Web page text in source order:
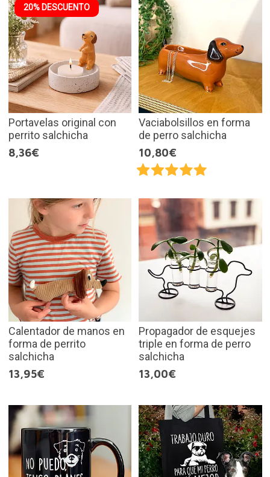
20% DESCUENTO
Portavelas original con
perrito salchicha
8,36€
Vaciabolsillos en forma
de perro salchicha
10,80€
Calentador de manos en
forma de perrito
salchicha
13,95€
Propagador de esquejes
triple en forma de perro
salchicha
13,00€